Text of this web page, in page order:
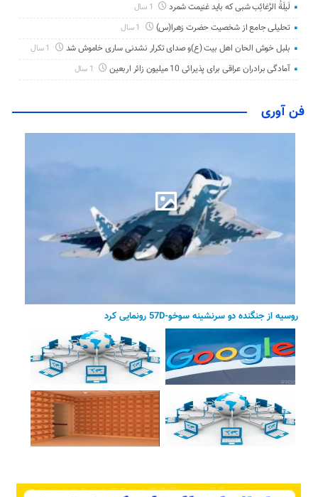
لَیلَةُ الرَّغائِب شبی که باید غنیمت شمرد
تحلیلی جامع از شخصیت حضرت زهرا(س)
بلبل خوش الحان اهل بیت (ع)و صدای تکرار نشدنی ساری خاموش شد
آمادگی برادران عراقی برای پذیرائی 10 میلیون زائر اربعین
فن آوری
روسیه از جنگنده دو سرنشینه سوخو-57D رونمایی کرد